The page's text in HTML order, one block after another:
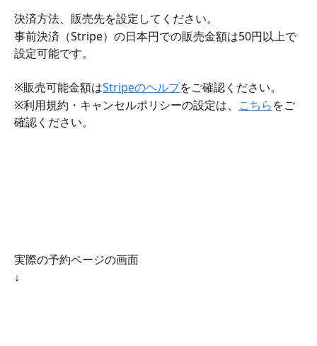
決済方法、販売先を設定してください。
事前決済（Stripe）の日本円での販売金額は50円以上で
設定可能です。
※販売可能金額はStripeのヘルプをご確認ください。
※利用規約・キャンセルポリシーの設定は、 こちらをご
確認ください。
実際の予約ページの画面
↓